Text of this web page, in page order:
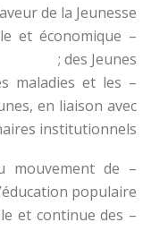
de la Jeunesse ;
et économique
des Jeunes ;
maladies et les
en liaison avec
institutionnels ;
mouvement de
populaire ;
et continue des